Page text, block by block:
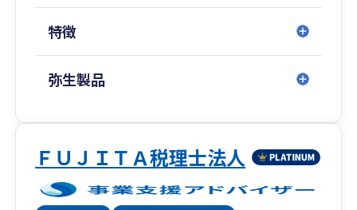
特徴
弥生製品
ＦＵＪＩＴＡ税理士法人